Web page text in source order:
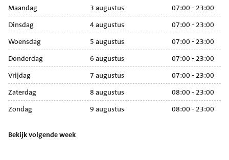
Maandag 3 augustus
07:00 - 23:00
Dinsdag
4 augustus
07:00 - 23:00
Woensdag
5 augustus
07:00 - 23:00
Donderdag
6 augustus
07:00 - 23:00
Vrijdag
7 augustus
07:00 - 23:00
Zaterdag
8 augustus
08:00 - 23:00
Zondag
9 augustus 08:00 - 23:00
Bekijk volgende week